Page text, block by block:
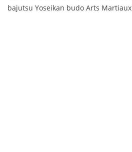
bajutsu Yoseikan budo Arts Martiaux